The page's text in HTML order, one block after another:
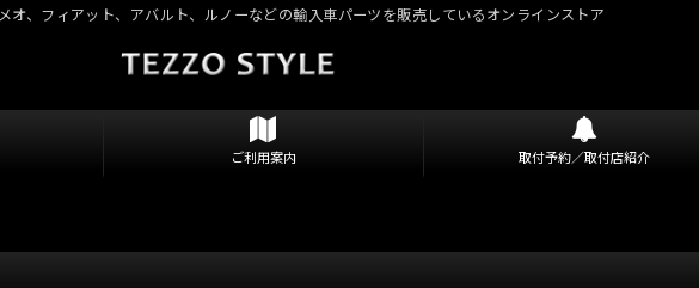
オ、フィアット、アバルト、ルノーなどの輸入車パーツを販売しているオンラインストア
ご利用案内 取付予約／取付店紹介